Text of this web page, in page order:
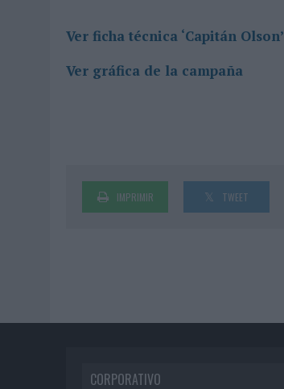
Ver ficha técnica ‘Capitán Olson’
Ver gráfica de la campaña
IMPRIMIR TWEET
CORPORATIVO